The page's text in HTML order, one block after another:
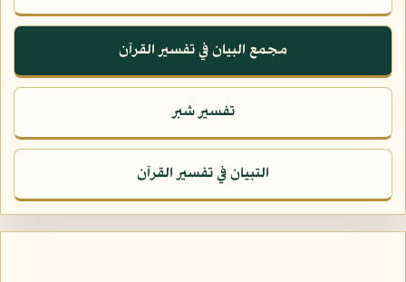
مجمع البيان في تفسير القرآن
تفسير شبر
التبيان في تفسير القرآن